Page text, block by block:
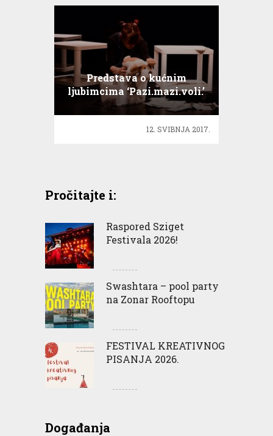
Predstava o kućnim
ljubimcima ‘Pazi.mazi.voli.’
12. SVIBNJA 2017.
Pročitajte i:
Raspored Sziget
Festivala 2026!
Swashtara – pool party
na Zonar Rooftopu
FESTIVAL KREATIVNOG
PISANJA 2026.
Događanja